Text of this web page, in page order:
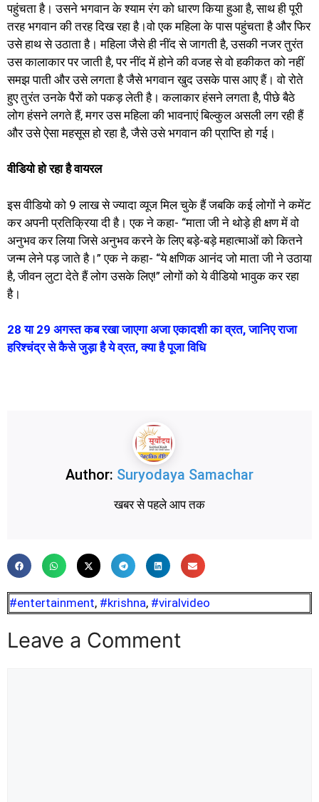
पहुंचता है। उसने भगवान के श्याम रंग को धारण किया हुआ है, साथ ही पूरी
तरह भगवान की तरह दिख रहा है।वो एक महिला के पास पहुंचता है और फिर
उसे हाथ से उठाता है। महिला जैसे ही नींद से जागती है, उसकी नजर तुरंत
उस कालाकार पर जाती है, पर नींद में होने की वजह से वो हकीकत को नहीं
समझ पाती और उसे लगता है जैसे भगवान खुद उसके पास आए हैं। वो रोते
हुए तुरंत उनके पैरों को पकड़ लेती है। कलाकार हंसने लगता है, पीछे बैठे
लोग हंसने लगते हैं, मगर उस महिला की भावनाएं बिल्कुल असली लग रही हैं
और उसे ऐसा महसूस हो रहा है, जैसे उसे भगवान की प्राप्ति हो गई।
वीडियो हो रहा है वायरल
इस वीडियो को 9 लाख से ज्यादा व्यूज मिल चुके हैं जबकि कई लोगों ने कमेंट
कर अपनी प्रतिक्रिया दी है। एक ने कहा- “माता जी ने थोड़े ही क्षण में वो
अनुभव कर लिया जिसे अनुभव करने के लिए बड़े-बड़े महात्माओं को कितने
जन्म लेने पड़ जाते है।” एक ने कहा- “ये क्षणिक आनंद जो माता जी ने उठाया
है, जीवन लुटा देते हैं लोग उसके लिए!” लोगों को ये वीडियो भावुक कर रहा
है।
28 या 29 अगस्त कब रखा जाएगा अजा एकादशी का व्रत, जानिए राजा
हरिश्चंद्र से कैसे जुड़ा है ये व्रत, क्या है पूजा विधि
Author: Suryodaya Samachar
खबर से पहले आप तक
#entertainment, #krishna, #viralvideo
Leave a Comment